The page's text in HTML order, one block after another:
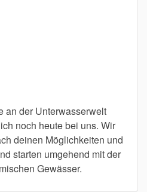
an der Unterwasserwelt
noch heute bei uns. Wir
deinen Möglichkeiten und
starten umgehend mit der
Gewässer.